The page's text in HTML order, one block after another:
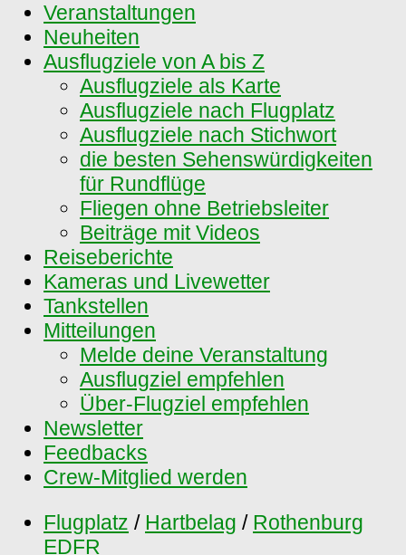
Veranstaltungen
Neuheiten
Ausflugziele von A bis Z
Ausflugziele als Karte
Ausflugziele nach Flugplatz
Ausflugziele nach Stichwort
die besten Sehenswürdigkeiten
für Rundflüge
Fliegen ohne Betriebsleiter
Beiträge mit Videos
Reiseberichte
Kameras und Livewetter
Tankstellen
Mitteilungen
Melde deine Veranstaltung
Ausflugziel empfehlen
Über-Flugziel empfehlen
Newsletter
Feedbacks
Crew-Mitglied werden
Flugplatz / Hartbelag / Rothenburg
EDFR